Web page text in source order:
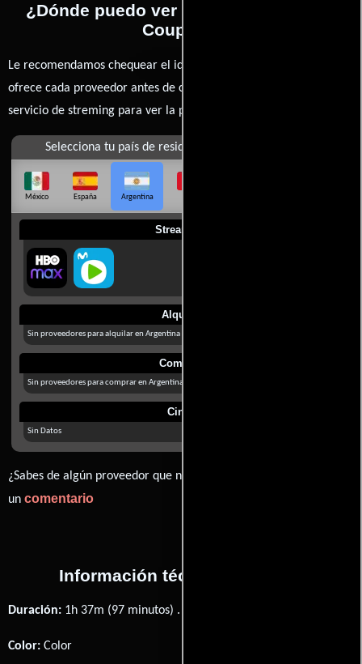
¿Dónde puedo ver la películas Loving
Couples?
Le recomendamos chequear el idioma, doblaje o subtítulos que
ofrece cada proveedor antes de comprar, alquilar o contratar un
servicio de streming para ver la películas.
Selecciona tu país de residencia
México España Argentina
Streaming
Alquilar
Sin proveedores para alquilar en Argentina
Comprar
Sin proveedores para comprar en Argentina
Cines
Sin Datos
¿Sabes de algún proveedor que no estamos mostrando? déjanos
un comentario
Información técnica y general
Duración: 1h 37m (97 minutos) .
Color: Color